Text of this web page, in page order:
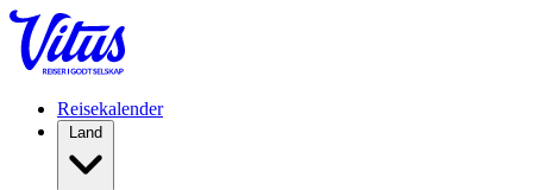
Reisekalender